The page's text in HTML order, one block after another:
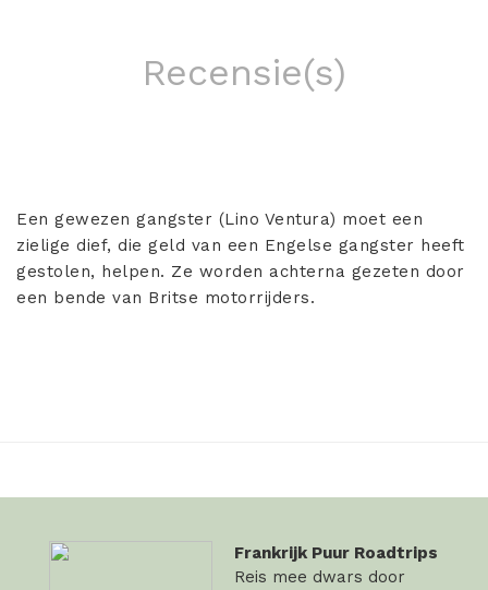
Recensie(s)
Een gewezen gangster (Lino Ventura) moet een
zielige dief, die geld van een Engelse gangster heeft
gestolen, helpen. Ze worden achterna gezeten door
een bende van Britse motorrijders.
Frankrijk Puur Roadtrips
Reis mee dwars door